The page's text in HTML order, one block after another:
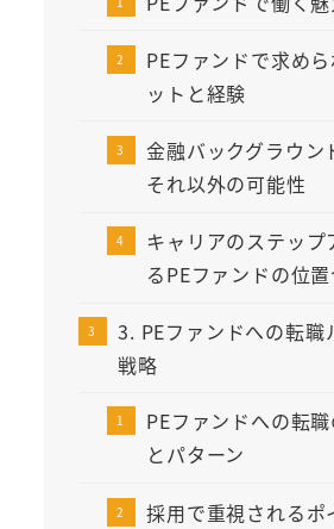
PEファンドで求め
ットと経験
金融バックグラウン
それ以外の可能性
キャリアのステップ
るPEファンドの位
3. PEファンドへの転職
戦略
PEファンドへの転
とパターン
採用で重視されるポ